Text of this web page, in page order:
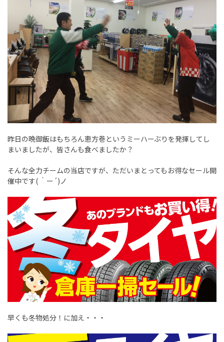
昨日の晩御飯はもちろん恵方巻というミーハーぶりを発揮してし
まいましたが、皆さんも食べましたか？
そんな全力チームの当店ですが、ただいまとってもお得なセール開
催中です( ｀ー´)ノ
早くも冬物処分！に加え・・・